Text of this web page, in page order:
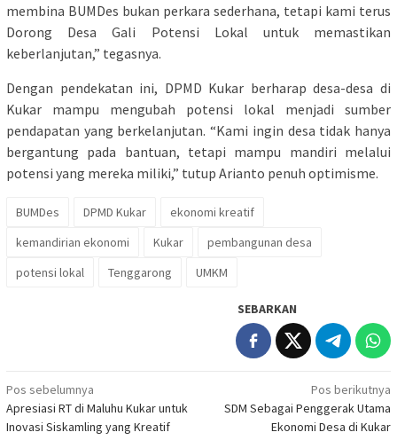
membina BUMDes bukan perkara sederhana, tetapi kami terus
Dorong Desa Gali Potensi Lokal untuk memastikan
keberlanjutan,” tegasnya.
Dengan pendekatan ini, DPMD Kukar berharap desa-desa di
Kukar mampu mengubah potensi lokal menjadi sumber
pendapatan yang berkelanjutan. “Kami ingin desa tidak hanya
bergantung pada bantuan, tetapi mampu mandiri melalui
potensi yang mereka miliki,” tutup Arianto penuh optimisme.
BUMDes DPMD Kukar
ekonomi kreatif
kemandirian ekonomi
Kukar
pembangunan desa
potensi lokal
Tenggarong UMKM
SEBARKAN
Navigasi
pos
Pos sebelumnya
Apresiasi RT di Maluhu Kukar untuk
Inovasi Siskamling yang Kreatif
Pos berikutnya
SDM Sebagai Penggerak Utama
Ekonomi Desa di Kukar